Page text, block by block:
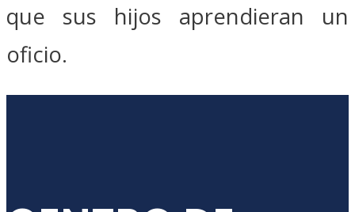
que sus hijos aprendieran un
oficio.